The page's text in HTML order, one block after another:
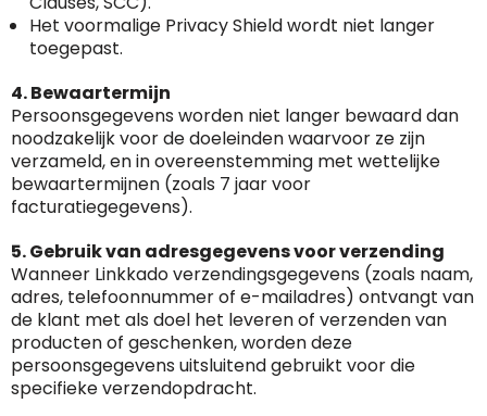
Moleskine
Ocean Bottle
Parker
Waterman
Het voormalige Privacy Shield wordt niet langer
toegepast.
4. Bewaartermijn
Persoonsgegevens worden niet langer bewaard dan
noodzakelijk voor de doeleinden waarvoor ze zijn
verzameld, en in overeenstemming met wettelijke
bewaartermijnen (zoals 7 jaar voor
facturatiegegevens).
5. Gebruik van adresgegevens voor verzending
Wanneer Linkkado verzendingsgegevens (zoals naam,
adres, telefoonnummer of e-mailadres) ontvangt van
de klant met als doel het leveren of verzenden van
producten of geschenken, worden deze
persoonsgegevens uitsluitend gebruikt voor die
specifieke verzendopdracht.
Klantenbeoordelingen laten zien hoe een
van klanten voldoet.
Trustindex werkt samen met 137
beoordelingsplatforms om
websitebezoekers toegang te geven tot
echte, geverifieerde beoordelingen op één
plaats.
Alleen beoordelingen die voldoen aan de
Trustindex meet voortdurend de
klanttevredenheid op basis van
beoordelingen. Minder dan 1% van de